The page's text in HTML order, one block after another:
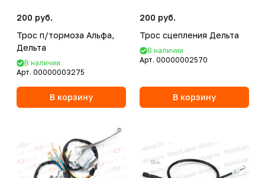
200 руб.
Трос п/тормоза Альфа,
Дельта
В наличии
Арт. 00000003275
В корзину
200 руб.
Трос сцепления Дельта
В наличии
Арт. 00000002570
В корзину